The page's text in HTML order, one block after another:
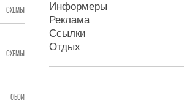
СХЕМЫ
СХЕМЫ
ОБОИ
Информеры
Реклама
Ссылки
Отдых